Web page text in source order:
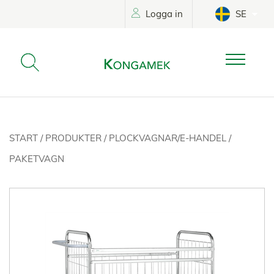
Logga in SE
START / PRODUKTER / PLOCKVAGNAR/E-HANDEL /
PAKETVAGN